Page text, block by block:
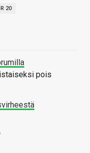
20
pois